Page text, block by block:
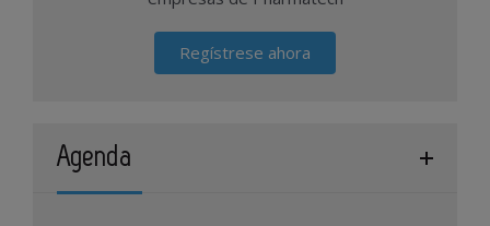
Regístrese ahora
Agenda